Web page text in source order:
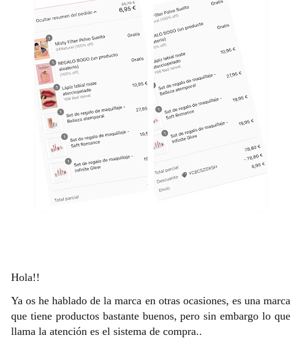
Hola!!
Ya os he hablado de la marca en otras ocasiones, es una marca
que tiene productos bastante buenos, pero sin embargo lo que
llama la atención es el sistema de compra..